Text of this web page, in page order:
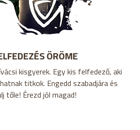
ÖRÖME
kisgyerek. Egy kis felfedező, aki
titkok. Engedd szabadjára és
tőle! Érezd jól magad!